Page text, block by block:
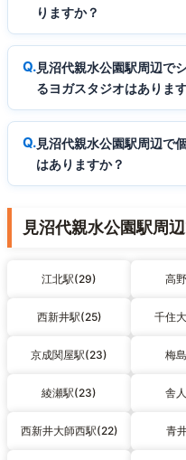
りますか？
見沼代親水公園駅周辺で
るヨガスタジオはありま
見沼代親水公園駅周辺で
はありますか？
見沼代親水公園駅周
江北駅(29) 高
西新井駅(25) 千住
京成関屋駅(23) 梅
綾瀬駅(23) 舎
西新井大師西駅(22) 青